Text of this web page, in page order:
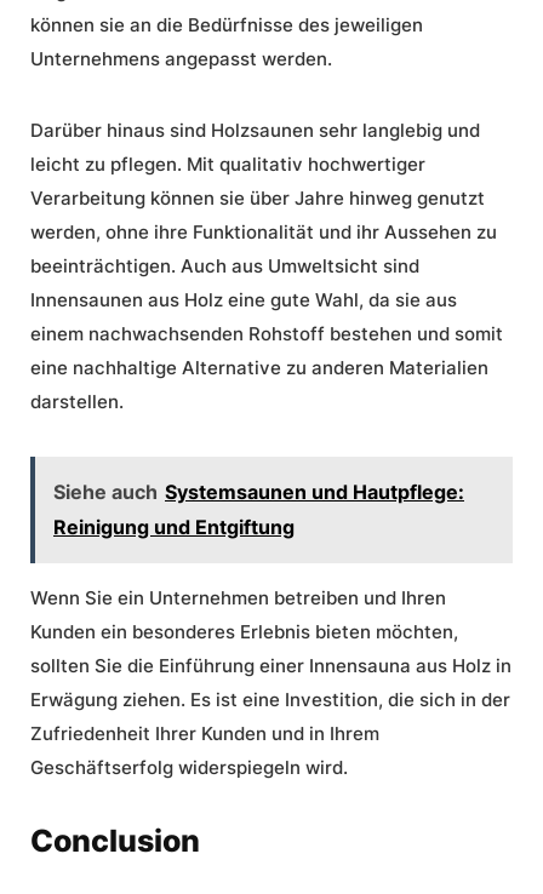
können sie an die Bedürfnisse des jeweiligen
Unternehmens angepasst werden.
Darüber hinaus sind Holzsaunen sehr langlebig und
leicht zu pflegen. Mit qualitativ hochwertiger
Verarbeitung können sie über Jahre hinweg genutzt
werden, ohne ihre Funktionalität und ihr Aussehen zu
beeinträchtigen. Auch aus Umweltsicht sind
Innensaunen aus Holz eine gute Wahl, da sie aus
einem nachwachsenden Rohstoff bestehen und somit
eine nachhaltige Alternative zu anderen Materialien
darstellen.
Siehe auch Systemsaunen und Hautpflege:
Reinigung und Entgiftung
Wenn Sie ein Unternehmen betreiben und Ihren
Kunden ein besonderes Erlebnis bieten möchten,
sollten Sie die Einführung einer Innensauna aus Holz in
Erwägung ziehen. Es ist eine Investition, die sich in der
Zufriedenheit Ihrer Kunden und in Ihrem
Geschäftserfolg widerspiegeln wird.
Conclusion